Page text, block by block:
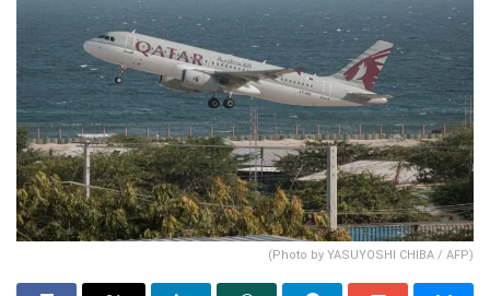
(Photo by YASUYOSHI CHIBA / AFP)